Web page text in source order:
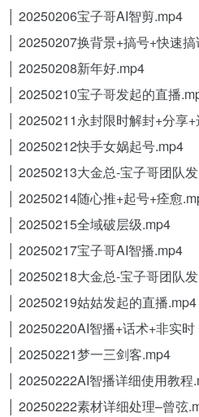
│ 20250206宝子哥AI智剪.mp4
│ 20250207换背景+搞号+快速
│ 20250208新年好.mp4
│ 20250210宝子哥发起的直播
│ 20250211永封限时解封+分享
│ 20250212快手女娲起号.mp4
│ 20250213大金总-宝子哥团队
│ 20250214随心推+起号+痊愈
│ 20250215全域破层级.mp4
│ 20250217宝子哥AI智播.mp4
│ 20250218大金总-宝子哥团队
│ 20250219姑姑发起的直播.mp4
│ 20250220AI智播+话术+非实
│ 20250221梦一三剑客.mp4
│ 20250222AI智播详细使用教程
│ 20250222素材详细处理–曾弦